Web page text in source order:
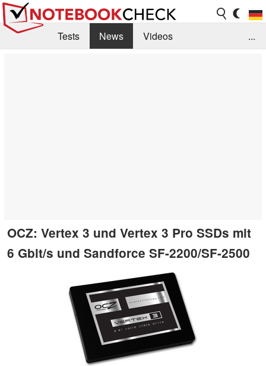
Tests News
Videos
...
OCZ: Vertex 3 und Vertex 3 Pro SSDs mit
6 Gbit/s und Sandforce SF-2200/SF-2500